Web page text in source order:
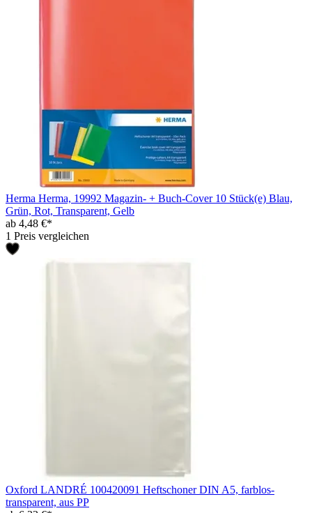
Herma Herma, 19992 Magazin- + Buch-Cover 10 Stück(e) Blau,
Grün, Rot, Transparent, Gelb
ab 4,48 €*
1 Preis vergleichen
Oxford LANDRÉ 100420091 Heftschoner DIN A5, farblos-
transparent, aus PP